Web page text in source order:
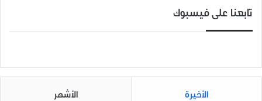
تابعنا على فيسبوك
الأخيرة الأشهر